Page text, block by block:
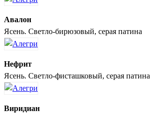
Авалон
Ясень. Светло-бирюзовый, серая патина
Нефрит
Ясень. Светло-фисташковый, серая патина
Виридиан